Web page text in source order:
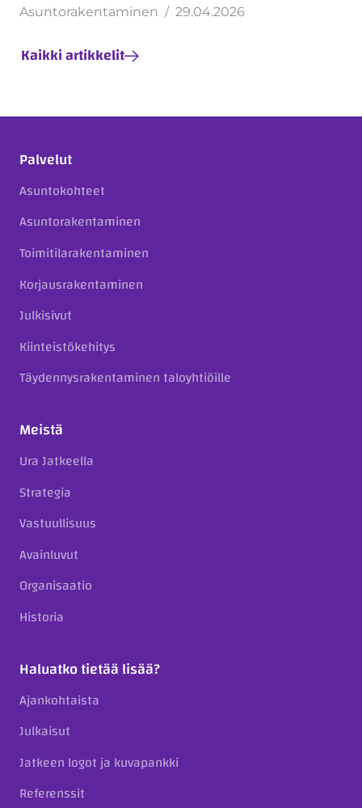
Asuntorakentaminen 29.04.2026
Kaikki artikkelit
Palvelut
Asuntokohteet
Asuntorakentaminen
Toimitilarakentaminen
Korjausrakentaminen
Julkisivut
Kiinteistökehitys
Täydennysrakentaminen taloyhtiöille
Meistä
Ura Jatkeella
Strategia
Vastuullisuus
Avainluvut
Organisaatio
Historia
Haluatko tietää lisää?
Ajankohtaista
Julkaisut
Jatkeen logot ja kuvapankki
Referenssit